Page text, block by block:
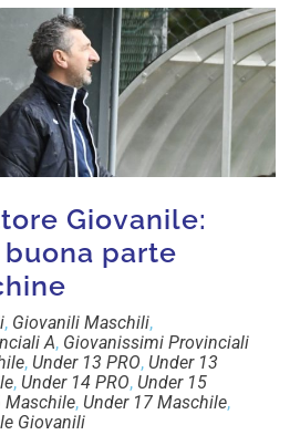
Giovanile:
parte
, Giovanili Maschili,
A, Giovanissimi Provinciali
, Under 13 PRO, Under 13
, Under 14 PRO, Under 15
Maschile, Under 17 Maschile,
Giovanili